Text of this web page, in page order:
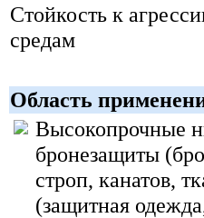
Стойкость к
средам
Область
Высокопрочные
бронезащиты
строп, канатов,
(защитная